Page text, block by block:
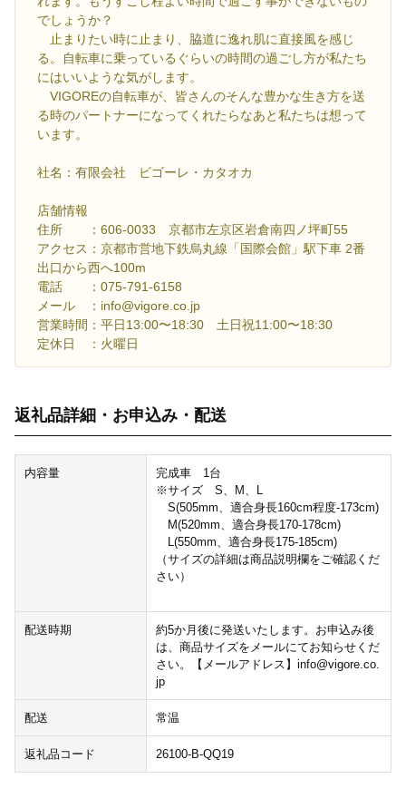
でしょうか？
止まりたい時に止まり、脇道に逸れ肌に直接風を感じ
る。自転車に乗っているぐらいの時間の過ごし方が私たち
にはいいような気がします。
VIGOREの自転車が、皆さんのそんな豊かな生き方を送
る時のパートナーになってくれたらなあと私たちは想って
います。
社名：有限会社 ビゴーレ・カタオカ
店舗情報
住所 ：606-0033 京都市左京区岩倉南四ノ坪町55
アクセス：京都市営地下鉄烏丸線「国際会館」駅下車 2番
出口から西へ100m
電話 ：075-791-6158
メール ：info@vigore.co.jp
営業時間：平日13:00〜18:30 土日祝11:00〜18:30
定休日 ：火曜日
返礼品詳細・お申込み・配送
内容量
完成車 1台
※サイズ S、M、L
S(505mm、適合身長160cm程度-173cm)
M(520mm、適合身長170-178cm)
L(550mm、適合身長175-185cm)
（サイズの詳細は商品説明欄をご確認くだ
さい）
配送時期
約5か月後に発送いたします。お申込み後
は、商品サイズをメールにてお知らせくだ
さい。【メールアドレス】info@vigore.co.
jp
配送 常温
返礼品コード 26100-B-QQ19